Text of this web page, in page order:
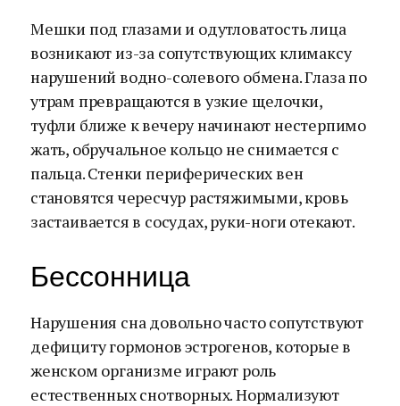
Мешки под глазами и одутловатость лица
возникают из-за сопутствующих климаксу
нарушений водно-солевого обмена. Глаза по
утрам превращаются в узкие щелочки,
туфли ближе к вечеру начинают нестерпимо
жать, обручальное кольцо не снимается с
пальца. Стенки периферических вен
становятся чересчур растяжимыми, кровь
застаивается в сосудах, руки-ноги отекают.
Бессонница
Нарушения сна довольно часто сопутствуют
дефициту гормонов эстрогенов, которые в
женском организме играют роль
естественных снотворных. Нормализуют